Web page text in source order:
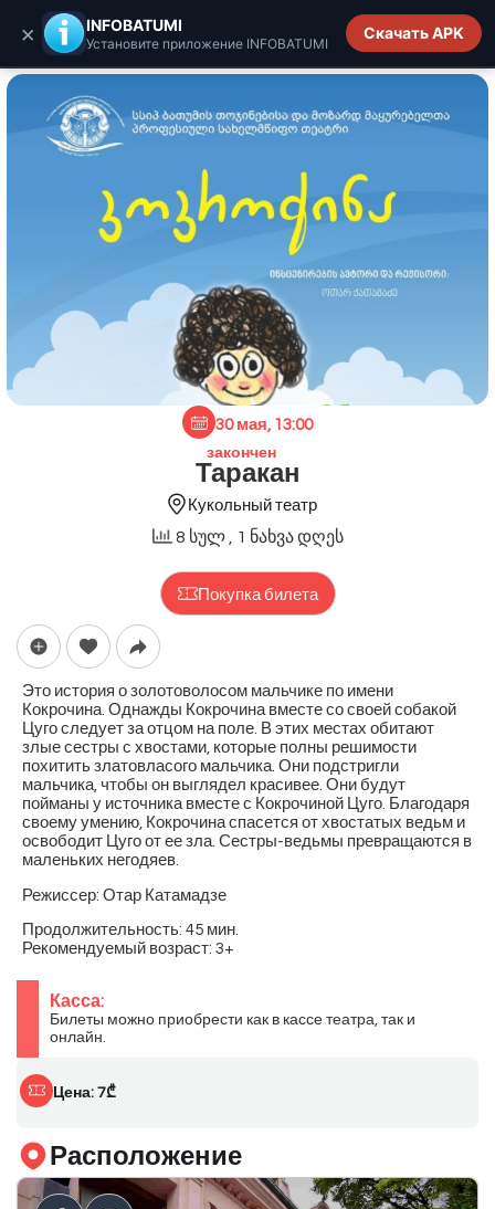
INFOBATUMI.GE
30 мая, 13:00
закончен
Таракан
Кукольный театр
8 სულ , 1 ნახვა დღეს
Покупка билета
Это история о золотоволосом мальчике по имени
Кокрочина. Однажды Кокрочина вместе со своей собакой
Цуго следует за отцом на поле. В этих местах обитают
злые сестры с хвостами, которые полны решимости
похитить златовласого мальчика. Они подстригли
мальчика, чтобы он выглядел красивее. Они будут
пойманы у источника вместе с Кокрочиной Цуго. Благодаря
своему умению, Кокрочина спасется от хвостатых ведьм и
освободит Цуго от ее зла. Сестры-ведьмы превращаются в
маленьких негодяев.
Режиссер: Отар Катамадзе
Продолжительность: 45 мин.
Рекомендуемый возраст: 3+
Касса:
Билеты можно приобрести как в кассе театра, так и
онлайн.
Цена: 7₾
Расположение
× INFOBATUMI
Установите приложение INFOBATUMI
Скачать APK